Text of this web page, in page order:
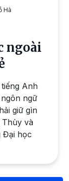
Hà
ngoài
Anh
ngữ
giữ gìn
Thùy và
Đại học